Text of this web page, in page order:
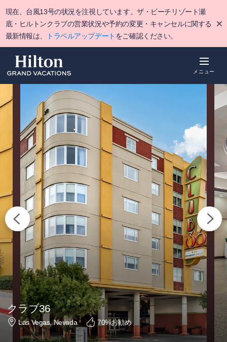
main
content
現在、台風13号の状況を注視しています。ザ・ビーチリゾート瀬
底・ヒルトンクラブの営業状況や予約の変更・キャンセルに関する
最新情報は、
トラベルアップデート をご確認ください。
メニュー
クラブ36
Las Vegas, Nevada 70%お勧め
空室をみる ポイント